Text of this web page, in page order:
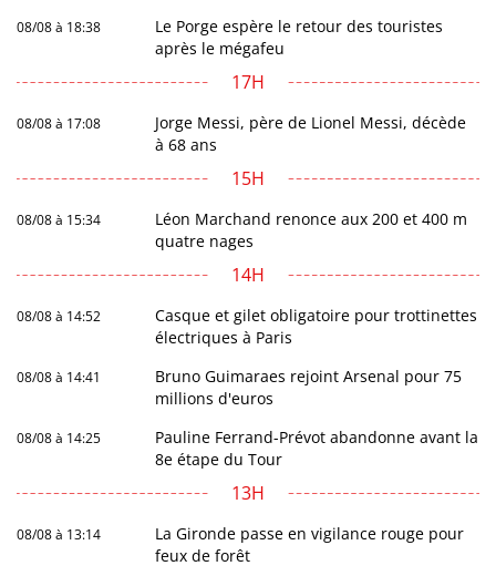
08/08 à 18:38
Le Porge espère le retour des touristes
après le mégafeu
17H
08/08 à 17:08
Jorge Messi, père de Lionel Messi, décède
à 68 ans
15H
08/08 à 15:34
Léon Marchand renonce aux 200 et 400 m
quatre nages
14H
08/08 à 14:52
Casque et gilet obligatoire pour trottinettes
électriques à Paris
08/08 à 14:41
Bruno Guimaraes rejoint Arsenal pour 75
millions d'euros
08/08 à 14:25
Pauline Ferrand-Prévot abandonne avant la
8e étape du Tour
13H
08/08 à 13:14
La Gironde passe en vigilance rouge pour
feux de forêt